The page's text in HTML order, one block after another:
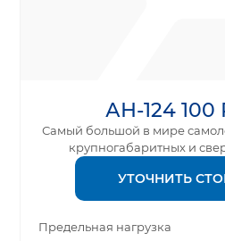
АН-124 100
Самый большой в мире
крупногабаритных и
УТОЧНИТЬ
Предельная нагрузка